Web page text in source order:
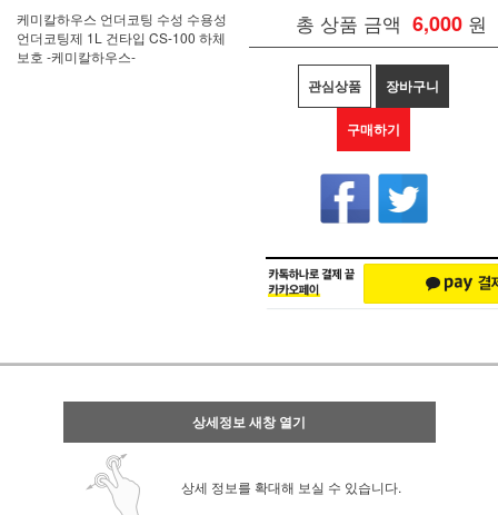
케미칼하우스 언더코팅 수성 수용성
언더코팅제 1L 건타입 CS-100 하체
보호 -케미칼하우스-
총 상품 금액 6,000 원
관심상품 장바구니
구매하기
상세정보 새창 열기
상세 정보를 확대해 보실 수 있습니다.